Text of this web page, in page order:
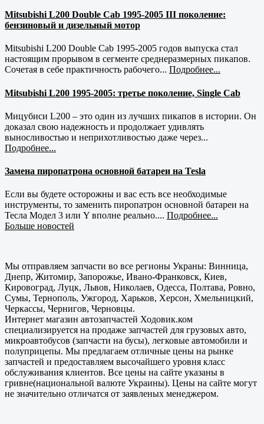
Mitsubishi L200 Double Cab 1995-2005 III поколение:
бензиновый и дизельный мотор
Mitsubishi L200 Double Cab 1995-2005 годов выпуска стал
настоящим прорывом в сегменте среднеразмерных пикапов.
Сочетая в себе практичность рабочего... Подробнее...
Mitsubishi L200 1995-2005: третье поколение, Single Cab
Мицубиси L200 – это один из лучших пикапов в истории. Он
доказал свою надежность и продолжает удивлять
выносливостью и неприхотливостью даже через...
Подробнее...
Замена пиропатрона основной батареи на Tesla
Если вы будете осторожны и вас есть все необходимые
инструменты, то заменить пиропатрон основной батареи на
Тесла Модел 3 или Y вполне реально.... Подробнее...
Больше новостей
Мы отправляем запчасти во все регионы Украны: Винница,
Днепр, Житомир, Запорожье, Ивано-Франковск, Киев,
Кировоград, Луцк, Львов, Николаев, Одесса, Полтава, Ровно,
Сумы, Тернополь, Ужгород, Харьков, Херсон, Хмельницкий,
Черкассы, Чернигов, Черновцы.
Интернет магазин автозапчастей Ходовик.ком
специализируется на продаже запчастей для грузовых авто,
микроавтобусов (запчасти на бусы), легковые автомобили и
полуприцепы. Мы предлагаем отличные цены на рынке
запчастей и предоставляем высочайшего уровня класс
обслуживания клиентов. Все цены на сайте указаны в
гривне(национальной валюте Украины). Цены на сайте могут
не значительно отличатся от заявленых менеджером.